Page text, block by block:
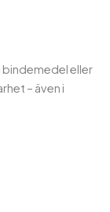
bindemedel eller
– även i